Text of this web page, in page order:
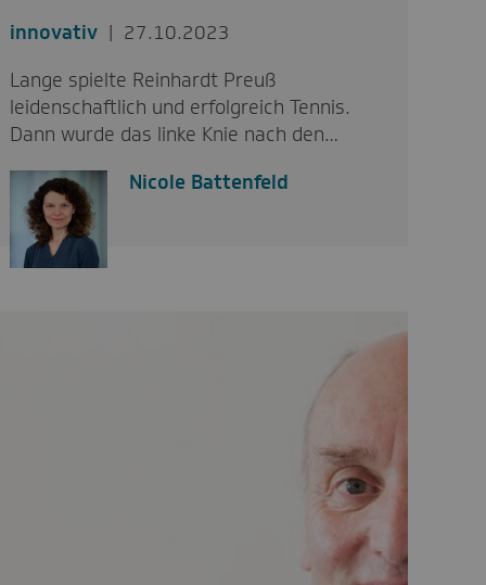
innovativ
27.10.2023
Lange spielte Reinhardt Preuß
leidenschaftlich und erfolgreich Tennis.
Dann wurde das linke Knie nach den…
Nicole Battenfeld